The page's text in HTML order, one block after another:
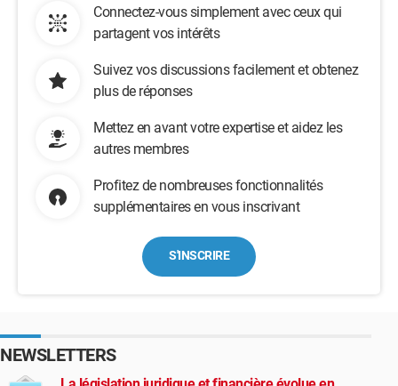
Connectez-vous simplement avec ceux qui
partagent vos intérêts
Suivez vos discussions facilement et obtenez
plus de réponses
Mettez en avant votre expertise et aidez les
autres membres
Profitez de nombreuses fonctionnalités
supplémentaires en vous inscrivant
S'INSCRIRE
NEWSLETTERS